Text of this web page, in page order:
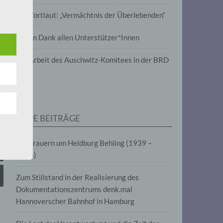
Im Wortlaut: „Vermächtnis der Überlebenden“
Vielen Dank allen Unterstützer*Innen
Zur Arbeit des Auschwitz-Komitees in der BRD
NEUE BEITRÄGE
Wir trauern um Heidburg Behling (1939 –
2026)
Zum Stillstand in der Realisierung des
Dokumentationszentrums denk.mal
Hannoverscher Bahnhof in Hamburg